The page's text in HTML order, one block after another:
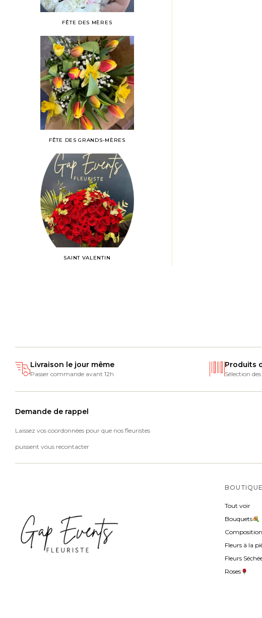
FÊTE DES MÈRES
FÊTE DES GRANDS-MÈRES
SAINT VALENTIN
Livraison le jour même
Passer commande avant 12h
Produits
Sélection
Demande de rappel
Laissez vos coordonnées pour que nos fleuristes
puissent vous recontacter
BOUTIQUE
Tout voir
Bouquets
Fleurs à la
Fleurs
Roses